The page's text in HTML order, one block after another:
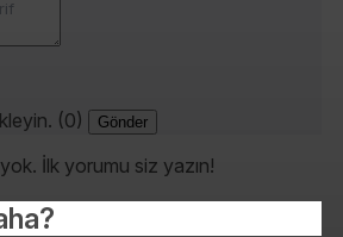
(0) Gönder
İlk yorumu siz yazın!